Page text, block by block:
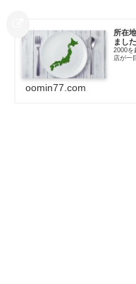
所在
ました
2000を
店が一
oomin77.com